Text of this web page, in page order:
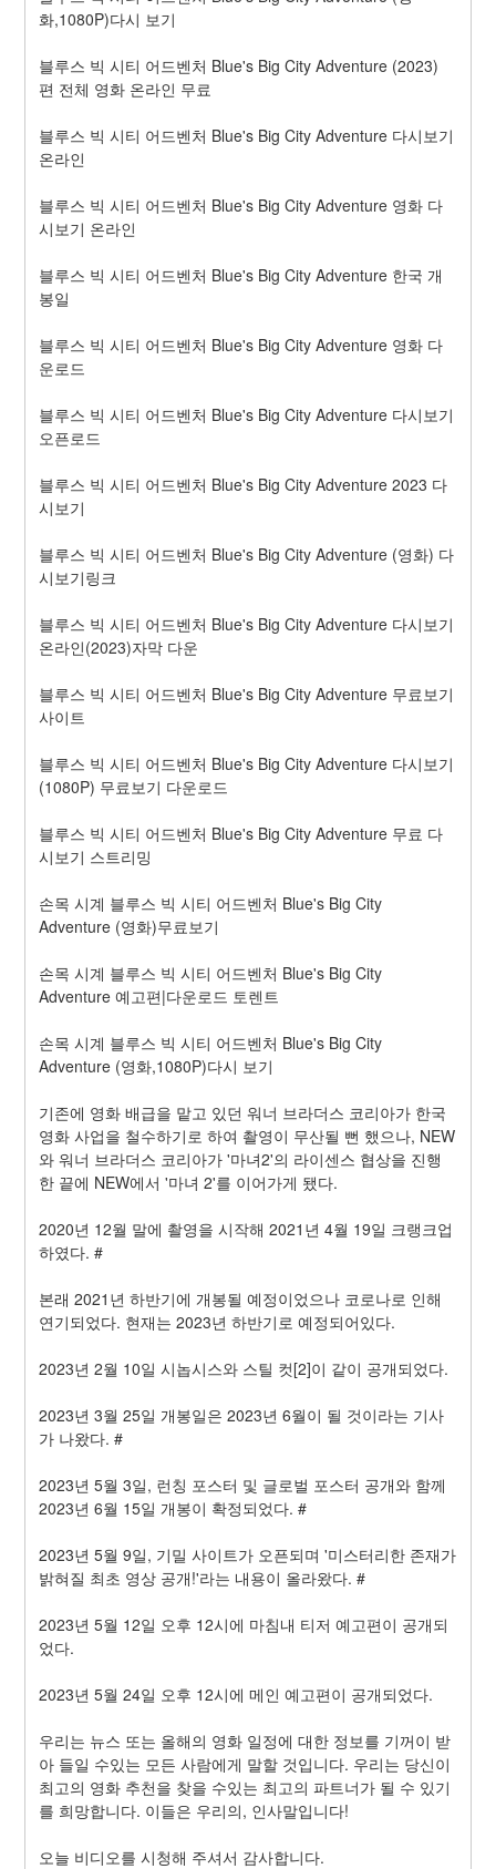
화,1080P)다시 보기
블루스 빅 시티 어드벤처 Blue's Big City Adventure (2023)
편 전체 영화 온라인 무료
블루스 빅 시티 어드벤처 Blue's Big City Adventure 다시보기
온라인
블루스 빅 시티 어드벤처 Blue's Big City Adventure 영화 다
시보기 온라인
블루스 빅 시티 어드벤처 Blue's Big City Adventure 한국 개
봉일
블루스 빅 시티 어드벤처 Blue's Big City Adventure 영화 다
운로드
블루스 빅 시티 어드벤처 Blue's Big City Adventure 다시보기
오픈로드
블루스 빅 시티 어드벤처 Blue's Big City Adventure 2023 다
시보기
블루스 빅 시티 어드벤처 Blue's Big City Adventure (영화) 다
시보기링크
블루스 빅 시티 어드벤처 Blue's Big City Adventure 다시보기
온라인(2023)자막 다운
블루스 빅 시티 어드벤처 Blue's Big City Adventure 무료보기
사이트
블루스 빅 시티 어드벤처 Blue's Big City Adventure 다시보기
(1080P) 무료보기 다운로드
블루스 빅 시티 어드벤처 Blue's Big City Adventure 무료 다
시보기 스트리밍
손목 시계 블루스 빅 시티 어드벤처 Blue's Big City
Adventure (영화)무료보기
손목 시계 블루스 빅 시티 어드벤처 Blue's Big City
Adventure 예고편|다운로드 토렌트
손목 시계 블루스 빅 시티 어드벤처 Blue's Big City
Adventure (영화,1080P)다시 보기
기존에 영화 배급을 맡고 있던 워너 브라더스 코리아가 한국
영화 사업을 철수하기로 하여 촬영이 무산될 뻔 했으나, NEW
와 워너 브라더스 코리아가 '마녀2'의 라이센스 협상을 진행
한 끝에 NEW에서 '마녀 2'를 이어가게 됐다.
2020년 12월 말에 촬영을 시작해 2021년 4월 19일 크랭크업
하였다. #
본래 2021년 하반기에 개봉될 예정이었으나 코로나로 인해
연기되었다. 현재는 2023년 하반기로 예정되어있다.
2023년 2월 10일 시놉시스와 스틸 컷[2]이 같이 공개되었다.
2023년 3월 25일 개봉일은 2023년 6월이 될 것이라는 기사
가 나왔다. #
2023년 5월 3일, 런칭 포스터 및 글로벌 포스터 공개와 함께
2023년 6월 15일 개봉이 확정되었다. #
2023년 5월 9일, 기밀 사이트가 오픈되며 '미스터리한 존재가
밝혀질 최초 영상 공개!'라는 내용이 올라왔다. #
2023년 5월 12일 오후 12시에 마침내 티저 예고편이 공개되
었다.
2023년 5월 24일 오후 12시에 메인 예고편이 공개되었다.
우리는 뉴스 또는 올해의 영화 일정에 대한 정보를 기꺼이 받
아 들일 수있는 모든 사람에게 말할 것입니다. 우리는 당신이
최고의 영화 추천을 찾을 수있는 최고의 파트너가 될 수 있기
를 희망합니다. 이들은 우리의, 인사말입니다!
오늘 비디오를 시청해 주셔서 감사합니다.